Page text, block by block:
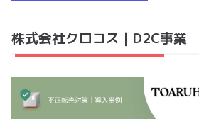
株式会社クロコス｜D2C事業